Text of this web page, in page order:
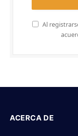
Al
ACERCA DE